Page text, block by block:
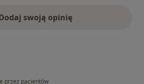
swoją opinię
przez pacjentów